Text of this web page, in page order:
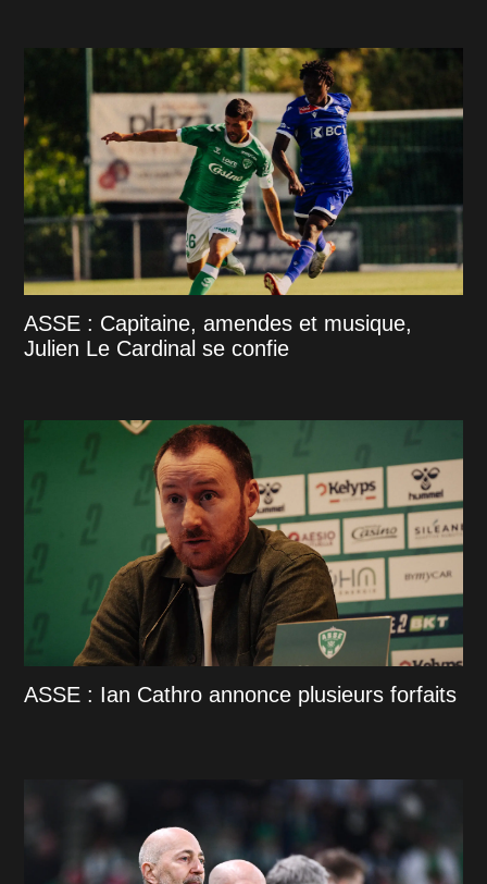
ASSE : Capitaine, amendes et musique,
Julien Le Cardinal se confie
ASSE : Ian Cathro annonce plusieurs forfaits